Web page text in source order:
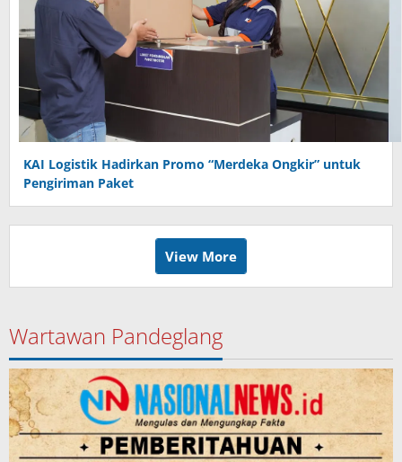
KAI Logistik Hadirkan Promo “Merdeka Ongkir” untuk
Pengiriman Paket
View More
Wartawan Pandeglang